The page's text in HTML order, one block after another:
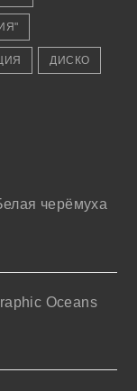
ДИСКО
черёмуха
Oceans